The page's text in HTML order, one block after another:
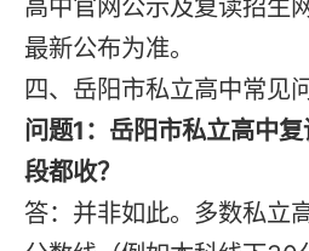
高中官网公示及复读招生
最新公布为准。
四、岳阳市私立高中常见
问题1：岳阳市私立高中
段都收？
答：并非如此。多数私立